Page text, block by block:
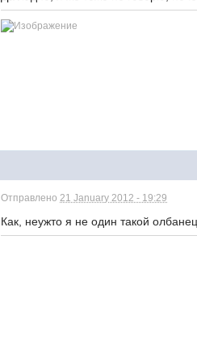
Отправлено21 January 2012 - 19:29
Как, неужто я не один такой